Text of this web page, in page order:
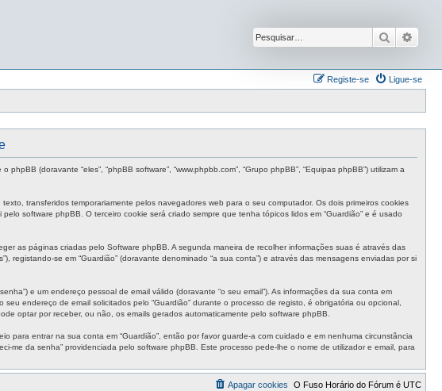
Pesquisar
Ligue-se
Registe-se
(doravante “eles”, “phpBB software”, “www.phpbb.com”, “Grupo phpBB”, “Equipas phpBB”) utilizam a
transferidos temporariamente pelos navegadores web para o seu computador. Os dois primeiros cookies
software phpBB. O terceiro cookie será criado sempre que tenha tópicos lidos em “Guardião” e é usado
as páginas criadas pelo Software phpBB. A segunda maneira de recolher informações suas é através das
se em “Guardião” (doravante denominado “a sua conta”) e através das mensagens enviadas por si
e um endereço pessoal de email válido (doravante “o seu email”). As informações da sua conta em
endereço de email solicitados pelo “Guardião” durante o processo de registo, é obrigatória ou opcional,
optar por receber, ou não, os emails gerados automaticamente pelo software phpBB.
entrar na sua conta em “Guardião”, então por favor guarde-a com cuidado e em nenhuma circunstância
me da senha” providenciada pelo software phpBB. Este processo pede-lhe o nome de utilizador e email, para
O Fuso Horário do Fórum é UTC
Apagar cookies